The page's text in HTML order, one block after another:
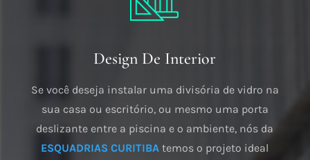
Design De Interior
Se você deseja instalar uma divisória de vidro na
sua casa ou escritório, ou mesmo uma porta
deslizante entre a piscina e o ambiente, nós da
ESQUADRIAS CURITIBA temos o projeto ideal